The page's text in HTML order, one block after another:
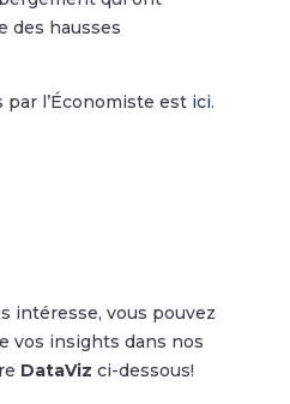
des hausses
par l’Économiste est ici.
intéresse, vous pouvez
vos insights dans nos
DataViz ci-dessous!